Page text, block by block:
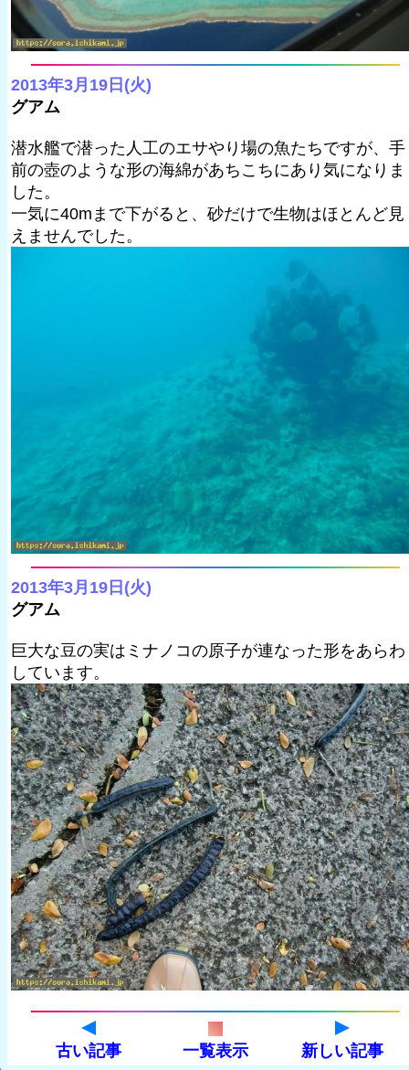
2013年3月19日(火)
グアム
潜水艦で潜った人工のエサやり場の魚たちですが、手
前の壺のような形の海綿があちこちにあり気になりま
した。
一気に40mまで下がると、砂だけで生物はほとんど見
えませんでした。
2013年3月19日(火)
グアム
巨大な豆の実はミナノコの原子が連なった形をあらわ
しています。
古い記事 一覧表示 新しい記事